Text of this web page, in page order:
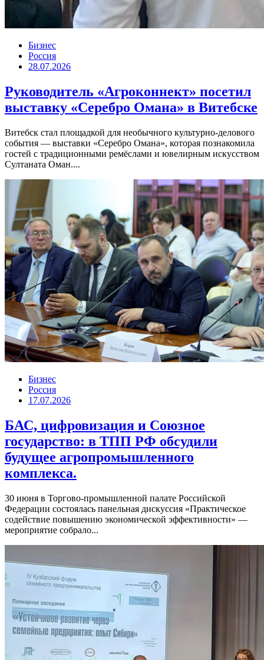
Бизнес
Россия
28.07.2026
Руководитель «Агроконнект» посетил
выставку «Серебро Омана» в Витебске
Витебск стал площадкой для необычного культурно-делового
события — выставки «Серебро Омана», которая познакомила
гостей с традиционными ремёслами и ювелирным искусством
Султаната Оман....
Бизнес
Россия
17.07.2026
БАС, цифровизация и Союзное
государство: в ТПП РФ обсудили
будущее агропромышленного
комплекса.
30 июня в Торгово-промышленной палате Российской
Федерации состоялась панельная дискуссия «Практическое
содействие повышению экономической эффективности» —
мероприятие собрало...